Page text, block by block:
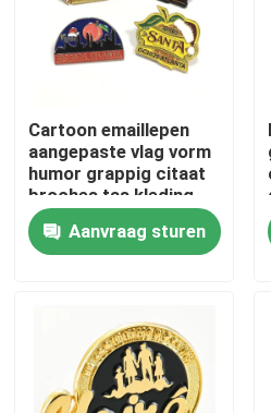
Fabrieksreis
Kwaliteitscontrole
Contacteer ons
Vraag een offerte aan
De Spelden van de
Cartoon emaillepen
aangepaste vlag vorm
humor grappig citaat
broches tas kleding
lapel pin badge
Aanvraag sturen